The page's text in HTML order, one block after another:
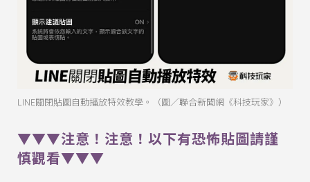
LINE關閉貼圖自動播放特效教學。（圖／聯合新聞網《科技玩家》）
▼▼▼注意！注意！以下有恐怖貼圖請謹
慎觀看▼▼▼